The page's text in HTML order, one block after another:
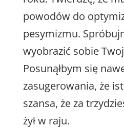
powodów do
pesymizmu.
wyobrazić sobie
Posunąłbym się
zasugerowania, że
szansa, że za
żył w raju.